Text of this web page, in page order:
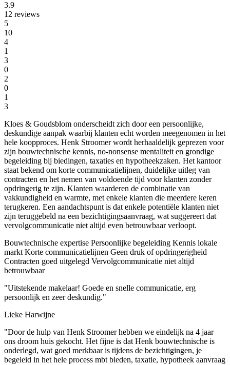
3.9
12 reviews
5
10
4
1
3
0
2
0
1
3
Kloes & Goudsblom onderscheidt zich door een persoonlijke,
deskundige aanpak waarbij klanten echt worden meegenomen in het
hele koopproces. Henk Stroomer wordt herhaaldelijk geprezen voor
zijn bouwtechnische kennis, no-nonsense mentaliteit en grondige
begeleiding bij biedingen, taxaties en hypotheekzaken. Het kantoor
staat bekend om korte communicatielijnen, duidelijke uitleg van
contracten en het nemen van voldoende tijd voor klanten zonder
opdringerig te zijn. Klanten waarderen de combinatie van
vakkundigheid en warmte, met enkele klanten die meerdere keren
terugkeren. Een aandachtspunt is dat enkele potentiële klanten niet
zijn teruggebeld na een bezichtigingsaanvraag, wat suggereert dat
vervolgcommunicatie niet altijd even betrouwbaar verloopt.
Bouwtechnische expertise Persoonlijke begeleiding Kennis lokale
marktKorte communicatielijnen Geen druk of opdringerigheid
Contracten goed uitgelegd Vervolgcommunicatie niet altijd
betrouwbaar
"Uitstekende makelaar! Goede en snelle communicatie, erg
persoonlijk en zeer deskundig."
Lieke Harwijne
"Door de hulp van Henk Stroomer hebben we eindelijk na 4 jaar
ons droom huis gekocht. Het fijne is dat Henk bouwtechnische is
onderlegd, wat goed merkbaar is tijdens de bezichtigingen, je
begeleid in het hele process mbt bieden, taxatie, hypotheek aanvraag